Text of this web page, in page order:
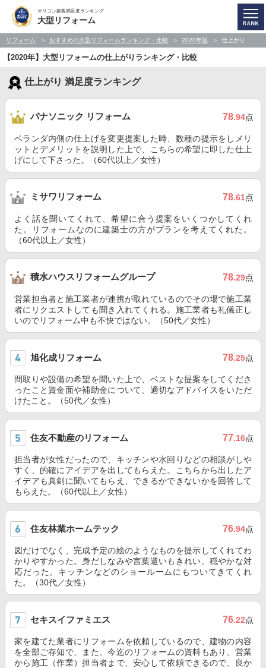
オリコン顧客満足度ランキング
大型リフォーム
リフォーム おすすめの大型リフォームランキング・比較 2020年版 仕上がり
【2020年】大型リフォームの仕上がりランキング・比較
仕上がり 満足度ランキング
パナソニック リフォーム 78.94点
ベランダ内側の仕上げを変更提案した時、数種の提示をしメリ
ットとデメリットを説明した上で、こちらの希望に即した仕上
げにして下さった。（60代以上／女性）
ミサワリフォーム 78.61点
よく話を聞いてくれて、希望に合う提案をいくつかしてくれ
た。リフォームなのに建築士の方がプランを考えてくれた。
（60代以上／女性）
積水ハウスリフォームグループ 78.29点
営業担当者と施工業者が連携が取れているのでその場で施工業
者にリクエストしても聞き入れてくれる。施工業者も礼儀正し
いのでリフォーム中も不快ではない。（50代／女性）
旭化成リフォーム 78.25点
間取りや設備の希望を聞いた上で、ベストな提案をしてくださ
ったこと資金面や補助金について、適切なアドバイスをいただ
けたこと。（50代／女性）
住友不動産のリフォーム 77.16点
担当者が女性だったので、キッチンや水回りなどの相談がしや
すく、的確にアイデアを出してもらえた。こちらから出したア
イデアも真剣に聞いてもらえ、できるかできないかを回答して
もらえた。（60代以上／女性）
住友林業ホームテック 76.94点
図だけでなく、完成予定の絵のようなものを提示してくれてわ
かりやすかった。身だしなみや言葉遣いもきれい。穏やかな対
応だった。キッチンなどのショールームにもついてきてくれ
た。（30代／女性）
セキスイファミエス 76.22点
家を建てた業者にリフォームを依頼しているので、建物の内容
を全部ご存知で、また、今迄のリフォームの資料もあり、営業
から施工（作業）担当者まで、安心して依頼できるので、良か